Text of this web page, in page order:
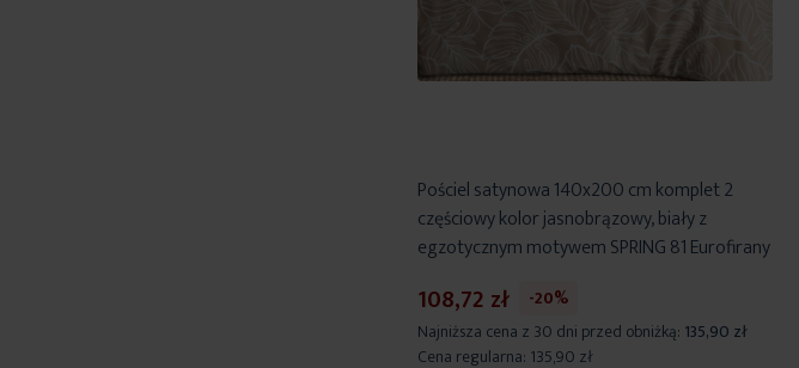
Pościel satynowa 140x200 cm komplet 2
częściowy kolor jasnobrązowy, biały z
egzotycznym motywem SPRING 81 Eurofirany
108,72 zł
-20%
Najniższa cena z 30 dni przed obniżką: 135,90 zł
Cena regularna: 135,90 zł